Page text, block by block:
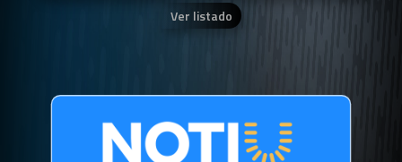
Ver listado